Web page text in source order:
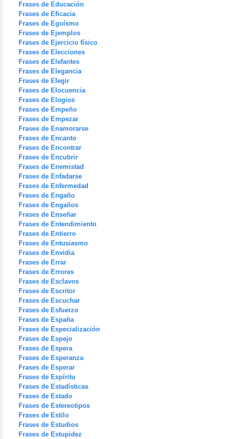
Frases de Educación
Frases de Eficacia
Frases de Egoísmo
Frases de Ejemplos
Frases de Ejercicio físico
Frases de Elecciones
Frases de Elefantes
Frases de Elegancia
Frases de Elegir
Frases de Elocuencia
Frases de Elogios
Frases de Empeño
Frases de Empezar
Frases de Enamorarse
Frases de Encanto
Frases de Encontrar
Frases de Encubrir
Frases de Enemistad
Frases de Enfadarse
Frases de Enfermedad
Frases de Engaño
Frases de Engaños
Frases de Enseñar
Frases de Entendimiento
Frases de Entierro
Frases de Entusiasmo
Frases de Envidia
Frases de Errar
Frases de Errores
Frases de Esclavos
Frases de Escritor
Frases de Escuchar
Frases de Esfuerzo
Frases de España
Frases de Especialización
Frases de Espejo
Frases de Espera
Frases de Esperanza
Frases de Esperar
Frases de Espíritu
Frases de Estadísticas
Frases de Estado
Frases de Estereotipos
Frases de Estilo
Frases de Estudios
Frases de Estupidez